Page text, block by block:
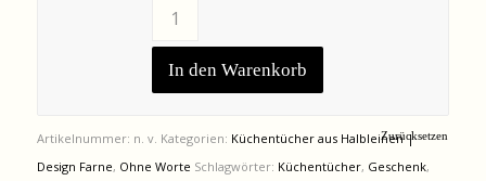
Zurücksetzen
In den Warenkorb
Artikelnummer: n. v. Kategorien: Küchentücher aus Halbleinen |
Design Farne, Ohne Worte Schlagwörter: Küchentücher, Geschenk,